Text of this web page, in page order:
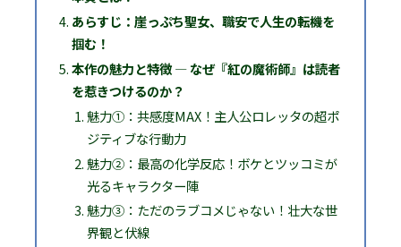
あらすじ：崖っぷち聖女、職安で人生の転機を
掴む！
本作の魅力と特徴 ― なぜ『紅の魔術師』は読者
を惹きつけるのか？
魅力①：共感度MAX！主人公ロレッタの超ポ
ジティブな行動力
魅力②：最高の化学反応！ボケとツッコミが
光るキャラクター陣
魅力③：ただのラブコメじゃない！壮大な世
界観と伏線